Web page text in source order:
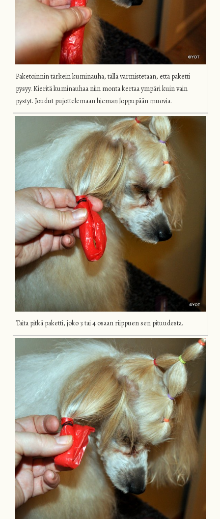
Paketoinnin tärkein kuminauha, tällä varmistetaan, että paketti
pysyy. Kieritä kuminauhaa niin monta kertaa ympäri kuin vain
pystyt. Joudut pujottelemaan hieman loppupään muovia.
Taita pitkä paketti, joko 3 tai 4 osaan riippuen sen pituudesta.